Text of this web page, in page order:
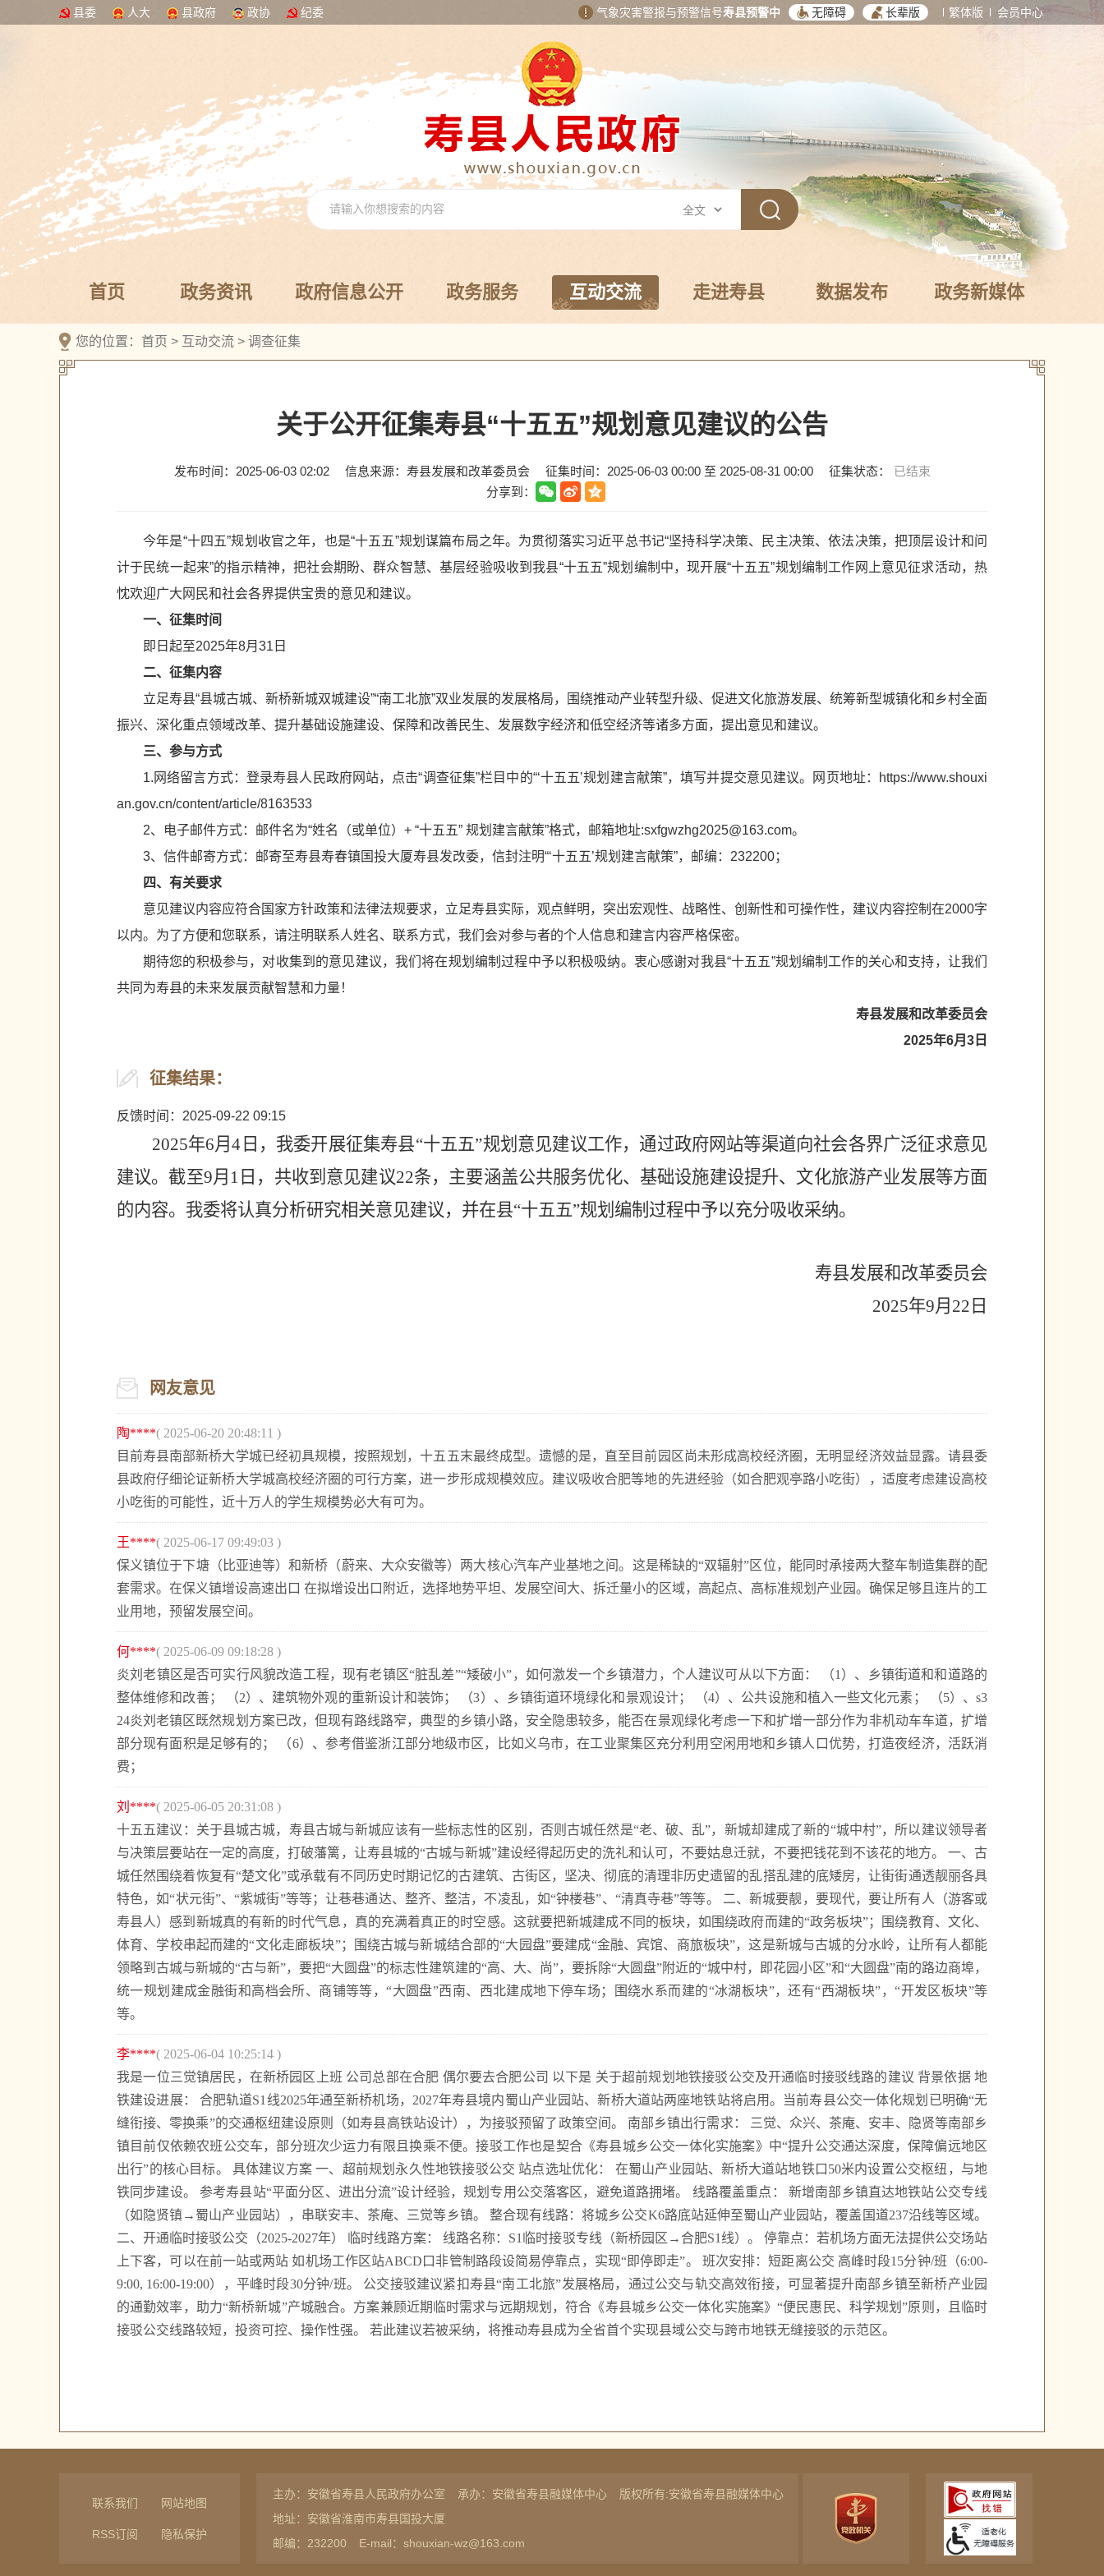
县委 人大 县政府 政协 纪委 气象灾害警报与预警信号寿县预警中 无障碍 长辈版 繁体版 会员中心
首页 政务资讯 政府信息公开 政务服务 互动交流 走进寿县 数据发布 政务新媒体
您的位置： 首页 > 互动交流 > 调查征集
关于公开征集寿县“十五五”规划意见建议的公告
发布时间：2025-06-03 02:02 信息来源：寿县发展和改革委员会 征集时间： 2025-06-03 00:00至 2025-08-31 00:00 征集状态： 已结束
分享到：
今年是“十四五”规划收官之年，也是“十五五”规划谋篇布局之年。为贯彻落实习近平总书记“坚持科学决策、民主决策、依法决策，把顶层设计和问
计于民统一起来”的指示精神，把社会期盼、群众智慧、基层经验吸收到我县“十五五”规划编制中，现开展“十五五”规划编制工作网上意见征求活动，热
忱欢迎广大网民和社会各界提供宝贵的意见和建议。
一、征集时间
即日起至2025年8月31日
二、征集内容
立足寿县“县城古城、新桥新城双城建设”“南工北旅”双业发展的发展格局，围绕推动产业转型升级、促进文化旅游发展、统筹新型城镇化和乡村全面
振兴、深化重点领域改革、提升基础设施建设、保障和改善民生、发展数字经济和低空经济等诸多方面，提出意见和建议。
三、参与方式
1.网络留言方式：登录寿县人民政府网站，点击“调查征集”栏目中的“‘十五五’规划建言献策”，填写并提交意见建议。网页地址：https://www.shouxi
an.gov.cn/content/article/8163533
2、电子邮件方式：邮件名为“姓名（或单位）+ “十五五” 规划建言献策”格式，邮箱地址:sxfgwzhg2025@163.com。
3、信件邮寄方式：邮寄至寿县寿春镇国投大厦寿县发改委，信封注明“‘十五五’规划建言献策”，邮编：232200；
四、有关要求
意见建议内容应符合国家方针政策和法律法规要求，立足寿县实际，观点鲜明，突出宏观性、战略性、创新性和可操作性，建议内容控制在2000字
以内。为了方便和您联系，请注明联系人姓名、联系方式，我们会对参与者的个人信息和建言内容严格保密。
期待您的积极参与，对收集到的意见建议，我们将在规划编制过程中予以积极吸纳。衷心感谢对我县“十五五”规划编制工作的关心和支持，让我们
共同为寿县的未来发展贡献智慧和力量！
寿县发展和改革委员会
2025年6月3日
征集结果：
反馈时间：2025-09-22 09:15
2025年6月4 日， 我委开展征集寿县“十五五”规划意见建议工作，通过政府网站等渠道向社会各界广泛征求意见
建议。截至9月1日，共收到意见建议22条，主要涵盖公共服务优化、 基础设施建设提升、文化旅游产业发展等方面
的内容。我委将认真分析研究相关意见建议，并在县“十五五”规划编制过程中予以充分吸收采纳。
寿县发展和改革委员会
2025年9月 22 日
网友意见
陶****( 2025-06-20 20:48:11 )
目前寿县南部新桥大学城已经初具规模，按照规划，十五五末最终成型。遗憾的是，直至目前园区尚未形成高校经济圈，无明显经济效益显露。请县委
县政府仔细论证新桥大学城高校经济圈的可行方案，进一步形成规模效应。建议吸收合肥等地的先进经验（如合肥观亭路小吃街），适度考虑建设高校
小吃街的可能性，近十万人的学生规模势必大有可为。
王****( 2025-06-17 09:49:03 )
保义镇位于下塘（比亚迪等）和新桥（蔚来、大众安徽等）两大核心汽车产业基地之间。这是稀缺的“双辐射”区位，能同时承接两大整车制造集群的配
套需求。在保义镇增设高速出口 在拟增设出口附近，选择地势平坦、发展空间大、拆迁量小的区域，高起点、高标准规划产业园。确保足够且连片的工
业用地，预留发展空间。
何****( 2025-06-09 09:18:28 )
炎刘老镇区是否可实行风貌改造工程，现有老镇区“脏乱差”“矮破小”，如何激发一个乡镇潜力，个人建议可从以下方面： （1）、乡镇街道和和道路的
整体维修和改善； （2）、建筑物外观的重新设计和装饰； （3）、乡镇街道环境绿化和景观设计； （4）、公共设施和植入一些文化元素； （5）、s3
24炎刘老镇区既然规划方案已改，但现有路线路窄，典型的乡镇小路，安全隐患较多，能否在景观绿化考虑一下和扩增一部分作为非机动车车道，扩增
部分现有面积是足够有的； （6）、参考借鉴浙江部分地级市区，比如义乌市，在工业聚集区充分利用空闲用地和乡镇人口优势，打造夜经济，活跃消
费；
刘****( 2025-06-05 20:31:08 )
十五五建议：关于县城古城，寿县古城与新城应该有一些标志性的区别，否则古城任然是“老、破、乱”，新城却建成了新的“城中村”，所以建议领导者
与决策层要站在一定的高度，打破藩篱，让寿县城的“古城与新城”建设经得起历史的洗礼和认可，不要姑息迁就，不要把钱花到不该花的地方。 一、古
城任然围绕着恢复有“楚文化”或承载有不同历史时期记忆的古建筑、古街区，坚决、彻底的清理非历史遗留的乱搭乱建的底矮房，让街街通透靓丽各具
特色，如“状元街”、“紫城街”等等；让巷巷通达、整齐、整洁，不凌乱，如“钟楼巷”、“清真寺巷”等等。 二、新城要靓，要现代，要让所有人（游客或
寿县人）感到新城真的有新的时代气息，真的充满着真正的时空感。这就要把新城建成不同的板块，如围绕政府而建的“政务板块”；围绕教育、文化、
体育、学校串起而建的“文化走廊板块”；围绕古城与新城结合部的“大园盘”要建成“金融、宾馆、商旅板块”，这是新城与古城的分水岭，让所有人都能
领略到古城与新城的“古与新”，要把“大圆盘”的标志性建筑建的“高、大、尚”，要拆除“大圆盘”附近的“城中村，即花园小区”和“大圆盘”南的路边商埠，
统一规划建成金融街和高档会所、商铺等等，“大圆盘”西南、西北建成地下停车场；围绕水系而建的“冰湖板块”，还有“西湖板块”，“开发区板块”等
等。
李****( 2025-06-04 10:25:14 )
我是一位三觉镇居民，在新桥园区上班 公司总部在合肥 偶尔要去合肥公司 以下是 关于超前规划地铁接驳公交及开通临时接驳线路的建议 背景依据 地
铁建设进展： 合肥轨道S1线2025年通至新桥机场，2027年寿县境内蜀山产业园站、新桥大道站两座地铁站将启用。当前寿县公交一体化规划已明确“无
缝衔接、零换乘”的交通枢纽建设原则（如寿县高铁站设计），为接驳预留了政策空间。 南部乡镇出行需求： 三觉、众兴、茶庵、安丰、隐贤等南部乡
镇目前仅依赖农班公交车，部分班次少运力有限且换乘不便。接驳工作也是契合《寿县城乡公交一体化实施案》中“提升公交通达深度，保障偏远地区
出行”的核心目标。 具体建议方案 一、超前规划永久性地铁接驳公交 站点选址优化： 在蜀山产业园站、新桥大道站地铁口50米内设置公交枢纽，与地
铁同步建设。 参考寿县站“平面分区、进出分流”设计经验，规划专用公交落客区，避免道路拥堵。 线路覆盖重点： 新增南部乡镇直达地铁站公交专线
（如隐贤镇→蜀山产业园站），串联安丰、茶庵、三觉等乡镇。 整合现有线路：将城乡公交K6路底站延伸至蜀山产业园站，覆盖国道237沿线等区域。
二、开通临时接驳公交（2025-2027年） 临时线路方案： 线路名称：S1临时接驳专线（新桥园区→合肥S1线）。 停靠点：若机场方面无法提供公交场站
上下客，可以在前一站或两站 如机场工作区站ABCD口非管制路段设简易停靠点，实现“即停即走”。 班次安排：短距离公交 高峰时段15分钟/班（6:00-
9:00, 16:00-19:00），平峰时段30分钟/班。 公交接驳建议紧扣寿县“南工北旅”发展格局，通过公交与轨交高效衔接，可显著提升南部乡镇至新桥产业园
的通勤效率，助力“新桥新城”产城融合。方案兼顾近期临时需求与远期规划，符合《寿县城乡公交一体化实施案》“便民惠民、科学规划”原则，且临时
接驳公交线路较短，投资可控、操作性强。 若此建议若被采纳，将推动寿县成为全省首个实现县域公交与跨市地铁无缝接驳的示范区。
联系我们 网站地图
RSS订阅 隐私保护
主办：安徽省寿县人民政府办公室 承办：安徽省寿县融媒体中心
版权所有:安徽省寿县融媒体中心
地址：安徽省淮南市寿县国投大厦
邮编：232200
E-mail：shouxian-wz@163.com